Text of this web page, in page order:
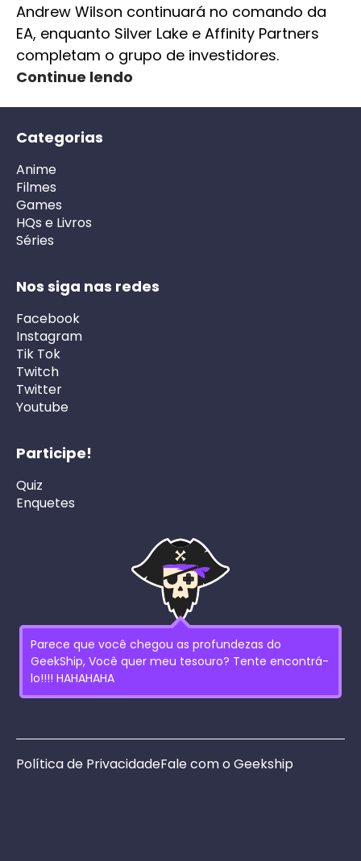
Andrew Wilson continuará no comando da
EA, enquanto Silver Lake e Affinity Partners
completam o grupo de investidores.
Continue lendo
Categorias
Anime
Filmes
Games
HQs e Livros
Séries
Nos siga nas redes
Facebook
Instagram
Tik Tok
Twitch
Twitter
Youtube
Participe!
Quiz
Enquetes
Parece que você chegou as profundezas do
GeekShip, Você quer meu tesouro? Tente encontrá-
lo!!!! HAHAHAHA
Política de PrivacidadeFale com o Geekship